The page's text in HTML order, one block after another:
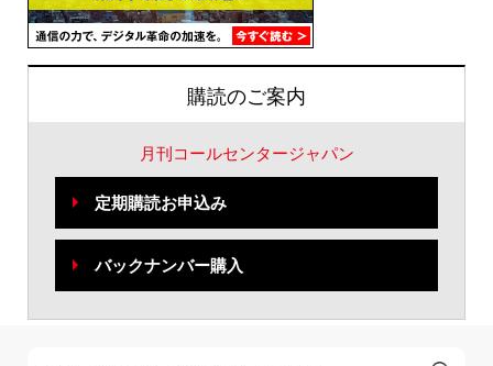
購読のご案内
月刊コールセンタージャパン
定期購読お申込み
バックナンバー購入